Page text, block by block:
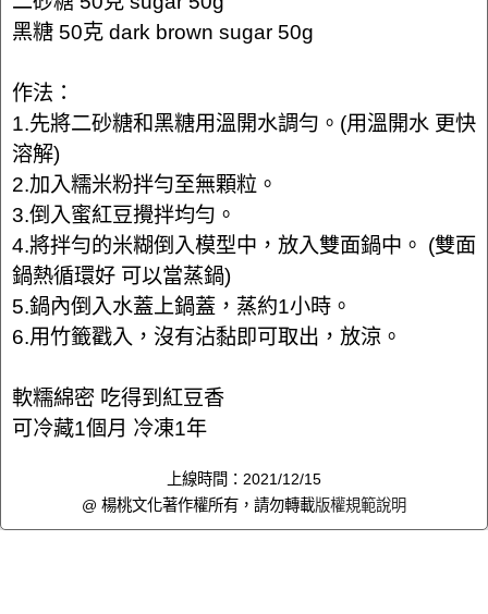
黑糖 50克 dark brown sugar 50g
作法：
1.先將二砂糖和黑糖用溫開水調勻。(用溫開水 更快
溶解)
2.加入糯米粉拌勻至無顆粒。
3.倒入蜜紅豆攪拌均勻。
4.將拌勻的米糊倒入模型中，放入雙面鍋中。 (雙面
鍋熱循環好 可以當蒸鍋)
5.鍋內倒入水蓋上鍋蓋，蒸約1小時。
6.用竹籤戳入，沒有沾黏即可取出，放涼。
軟糯綿密 吃得到紅豆香
可冷藏1個月 冷凍1年
上線時間：2021/12/15
@ 楊桃文化著作權所有，請勿轉載版權規範說明